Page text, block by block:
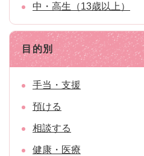
中・高生（13歳以上）
目的別
手当・支援
預ける
相談する
健康・医療